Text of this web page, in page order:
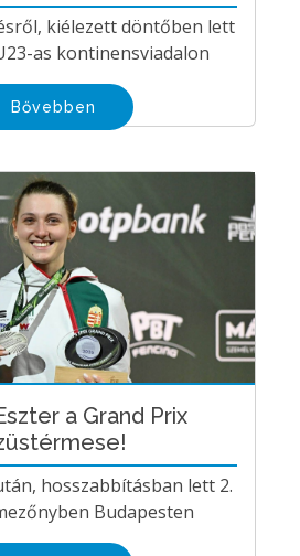
kiélezett döntőben lett
as kontinensviadalon
Bővebben
a Grand Prix
hosszabbításban lett 2.
Budapesten